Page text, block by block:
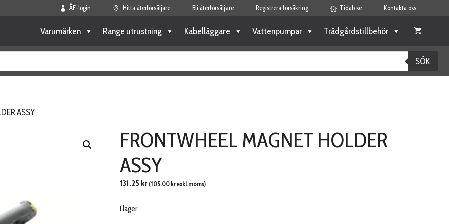
ÅF-login Hitta återförsäljare Bli återförsäljare Registrera försäkring Tidab.se Kontakta oss
Varumärken Range utrustning Kabelläggare Vattenpumpar Trädgårdstillbehör
SÖK
ASSY
FRONTWHEEL MAGNET HOLDER
ASSY
131.25 kr (105.00 krexkl.moms)
I lager